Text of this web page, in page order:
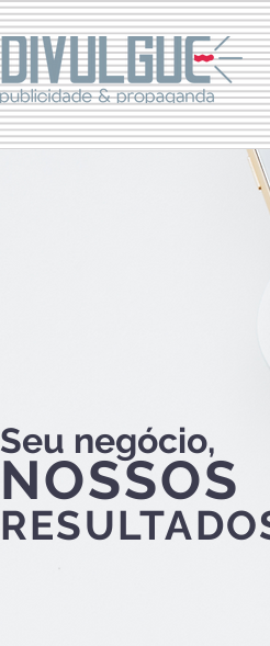
Seu negócio,
NOSSOS